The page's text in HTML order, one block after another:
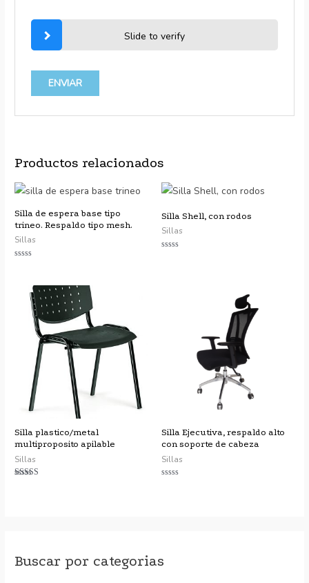
Buscar por categorias
Slide to verify
Productos relacionados
Silla de espera base tipo
trineo. Respaldo tipo mesh.
Sillas
Silla Shell, con rodos
Sillas
Silla plastico/metal
multiproposito apilable
Sillas
Silla Ejecutiva, respaldo alto
con soporte de cabeza
Sillas